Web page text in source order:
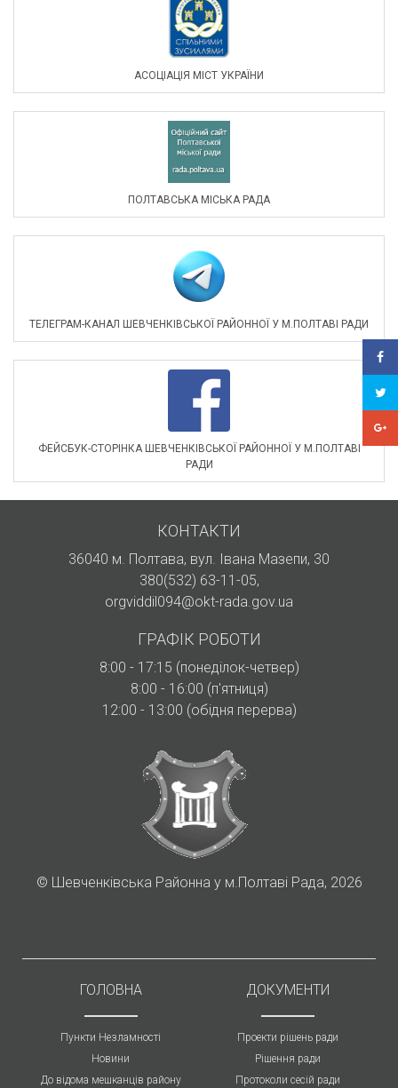
АСОЦIАЦIЯ МIСТ УКРАЇНИ
ПОЛТАВСЬКА МІСЬКА РАДА
ТЕЛЕГРАМ-КАНАЛ ШЕВЧЕНКІВСЬКОЇ РАЙОННОЇ У М.ПОЛТАВІ РАДИ
ФЕЙСБУК-СТОРІНКА ШЕВЧЕНКІВСЬКОЇ РАЙОННОЇ У М.ПОЛТАВІ
РАДИ
КОНТАКТИ
36040 м. Полтава, вул. Івана Мазепи, 30
380(532) 63-11-05,
orgviddil094@okt-rada.gov.ua
ГРАФІК РОБОТИ
8:00 - 17:15 (понеділок-четвер)
8:00 - 16:00 (п'ятниця)
12:00 - 13:00 (обідня перерва)
© Шевченківська Районна у м.Полтаві Рада, 2026
ГОЛОВНА
Пункти Незламності
Новини
До відома мешканців району
ДОКУМЕНТИ
Проекти рішень ради
Рішення ради
Протоколи cесій ради